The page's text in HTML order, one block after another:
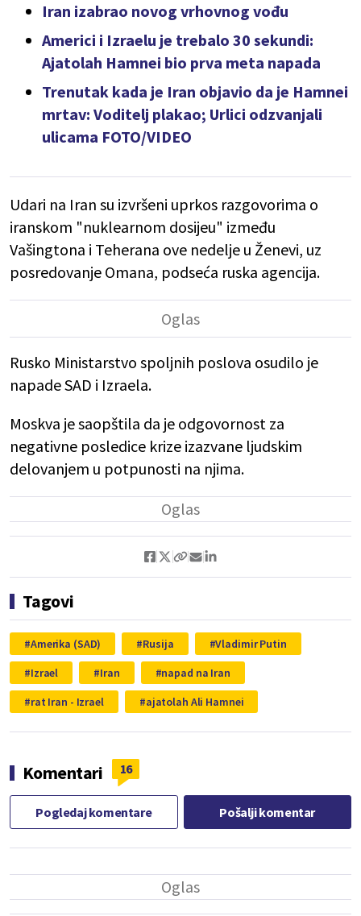
Iran izabrao novog vrhovnog vođu
Americi i Izraelu je trebalo 30 sekundi:
Ajatolah Hamnei bio prva meta napada
Trenutak kada je Iran objavio da je Hamnei
mrtav: Voditelj plakao; Urlici odzvanjali
ulicama FOTO/VIDEO
Udari na Iran su izvršeni uprkos razgovorima o
iranskom "nuklearnom dosijeu" između
Vašingtona i Teherana ove nedelje u Ženevi, uz
posredovanje Omana, podseća ruska agencija.
Rusko Ministarstvo spoljnih poslova osudilo je
napade SAD i Izraela.
Moskva je saopštila da je odgovornost za
negativne posledice krize izazvane ljudskim
delovanjem u potpunosti na njima.
Tagovi
Amerika (SAD) Rusija
Vladimir Putin
Izrael
Iran
napad na Iran
rat Iran - Izrael
ajatolah Ali Hamnei
Komentari 16
Pogledaj komentare Pošalji komentar